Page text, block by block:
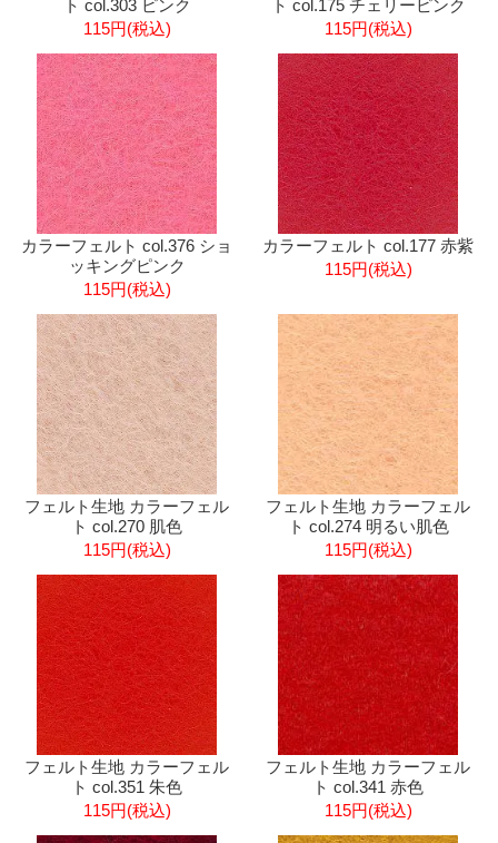
ト col.303 ピンク
115円(税込)
ト col.175 チェリーピンク
115円(税込)
カラーフェルト col.376 ショ
ッキングピンク
115円(税込)
カラーフェルト col.177 赤紫
115円(税込)
フェルト生地 カラーフェル
ト col.270 肌色
115円(税込)
フェルト生地 カラーフェル
ト col.274 明るい肌色
115円(税込)
フェルト生地 カラーフェル
ト col.351 朱色
115円(税込)
フェルト生地 カラーフェル
ト col.341 赤色
115円(税込)